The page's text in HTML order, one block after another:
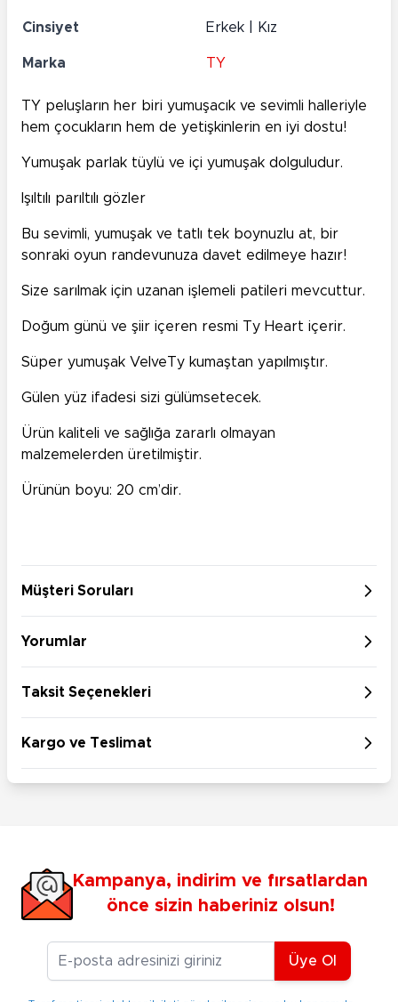
Cinsiyet Erkek | Kız
Marka TY
TY peluşların her biri yumuşacık ve sevimli halleriyle
hem çocukların hem de yetişkinlerin en iyi dostu!
Yumuşak parlak tüylü ve içi yumuşak dolguludur.
Işıltılı parıltılı gözler
Bu sevimli, yumuşak ve tatlı tek boynuzlu at, bir
sonraki oyun randevunuza davet edilmeye hazır!
Size sarılmak için uzanan işlemeli patileri mevcuttur.
Doğum günü ve şiir içeren resmi Ty Heart içerir.
Süper yumuşak VelveTy kumaştan yapılmıştır.
Gülen yüz ifadesi sizi gülümsetecek.
Ürün kaliteli ve sağlığa zararlı olmayan
malzemelerden üretilmiştir.
Ürünün boyu: 20 cm’dir.
Müşteri Soruları
Yorumlar
Taksit Seçenekleri
Kargo ve Teslimat
Kampanya, indirim ve fırsatlardan
önce sizin haberiniz olsun!
E-posta Adresiniz
Üye Ol